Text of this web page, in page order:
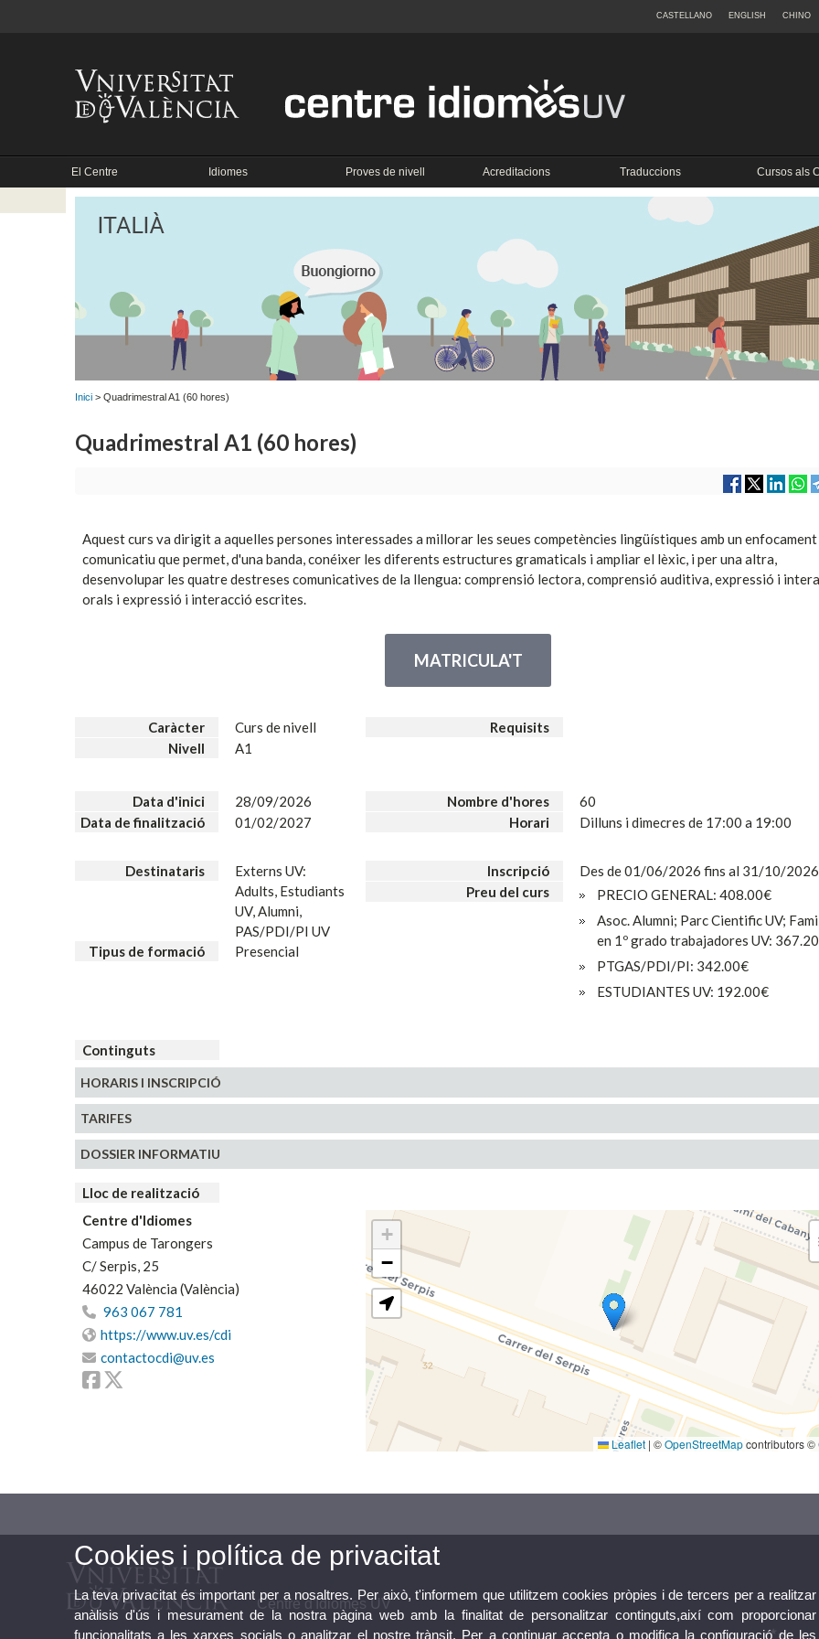
CASTELLANO ENGLISH CHINO
El Centre Idiomes Proves de nivell Acreditacions Traduccions Cursos als
Inici > Quadrimestral A1 (60 hores)
Quadrimestral A1 (60 hores)
Aquest curs va dirigit a aquelles persones interessades a millorar les seues competències lingüístiques amb un enfocament
comunicatiu que permet, d'una banda, conéixer les diferents estructures gramaticals i ampliar el lèxic, i per una altra,
desenvolupar les quatre destreses comunicatives de la llengua: comprensió lectora, comprensió auditiva, expressió i
orals i expressió i interacció escrites.
MATRICULA'T
Caràcter
Curs de nivell
Nivell
A1
Requisits
Data d'inici
28/09/2026
Data de finalització
01/02/2027
Nombre d'hores
60
Horari
Dilluns i dimecres de 17:00 a 19:00
Destinataris
Externs UV:
Adults, Estudiants
UV, Alumni,
PAS/PDI/PI UV
Tipus de formació
Presencial
Inscripció
Des de 01/06/2026 fins al 31/10/2026
Preu del curs
PRECIO GENERAL: 408.00€
Asoc. Alumni; Parc Cientific UV;
en 1º grado trabajadores UV:
PTGAS/PDI/PI: 342.00€
ESTUDIANTES UV: 192.00€
Continguts
HORARIS I INSCRIPCIÓ
TARIFES
DOSSIER INFORMATIU
Lloc de realització
Centre d'Idiomes
Campus de Tarongers
C/ Serpis, 25
46022 València (València)
963 067 781
https://www.uv.es/cdi
contactocdi@uv.es
Facebook
+
−
Leaflet | ©OpenStreetMapcontributors ©
Centre d'Idiomes UV
Cookies i política de privacitat
La teva privacitat és important per a nosaltres. Per això, t'informem que utilitzem cookies pròpies i de tercers per a realitzar
anàlisis d'ús i mesurament de la nostra pàgina web amb la finalitat de personalitzar continguts,així com proporcionar
funcionalitats a les xarxes socials o analitzar el nostre trànsit. Per a continuar accepta o modifica la configuració de les